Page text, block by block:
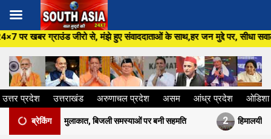
Skip
to
content
मंझे हुए संवाददाताओं के साथ,हर जन मुद्दे पर, सीधा सवाल सरकार से ,सिर्फ
उत्तर प्रदेश उत्तराखंड अरुणाचल प्रदेश असम आंध्र प्रदेश ओडिशा
ब्रेकिंग
बिजली समस्याओं पर बनी सहमति 2 हिमालयी औषधीय पौधों की खेती से